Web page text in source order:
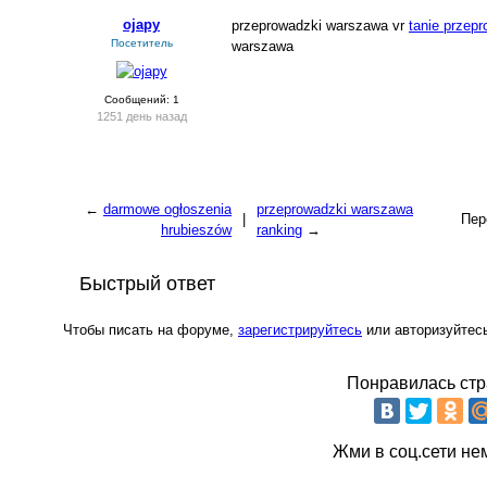
ojapy
Посетитель
Сообщений: 1
1251 день назад
przeprowadzki warszawa vr tanie
warszawa
← darmowe ogłoszenia
hrubieszów
przeprowadzki warszawa
ranking →
Быстрый ответ
Чтобы писать на форуме, зарегистрируйтесь или
Понравилась
Жми в соц.сети